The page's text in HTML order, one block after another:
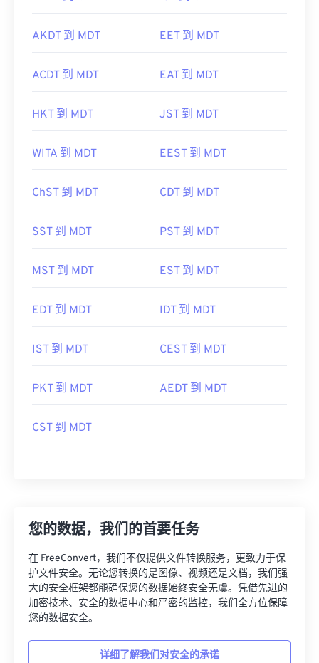
AKDT 到 MDT EET 到 MDT
ACDT 到 MDT EAT 到 MDT
HKT 到 MDT JST 到 MDT
WITA 到 MDT EEST 到 MDT
ChST 到 MDT CDT 到 MDT
SST 到 MDT PST 到 MDT
MST 到 MDT EST 到 MDT
EDT 到 MDT IDT 到 MDT
IST 到 MDT CEST 到 MDT
PKT 到 MDT AEDT 到 MDT
CST 到 MDT
您的数据，我们的首要任务
在 FreeConvert，我们不仅提供文件转换服务，更致力于保
护文件安全。无论您转换的是图像、视频还是文档，我们强
大的安全框架都能确保您的数据始终安全无虞。凭借先进的
加密技术、安全的数据中心和严密的监控，我们全方位保障
您的数据安全。
详细了解我们对安全的承诺